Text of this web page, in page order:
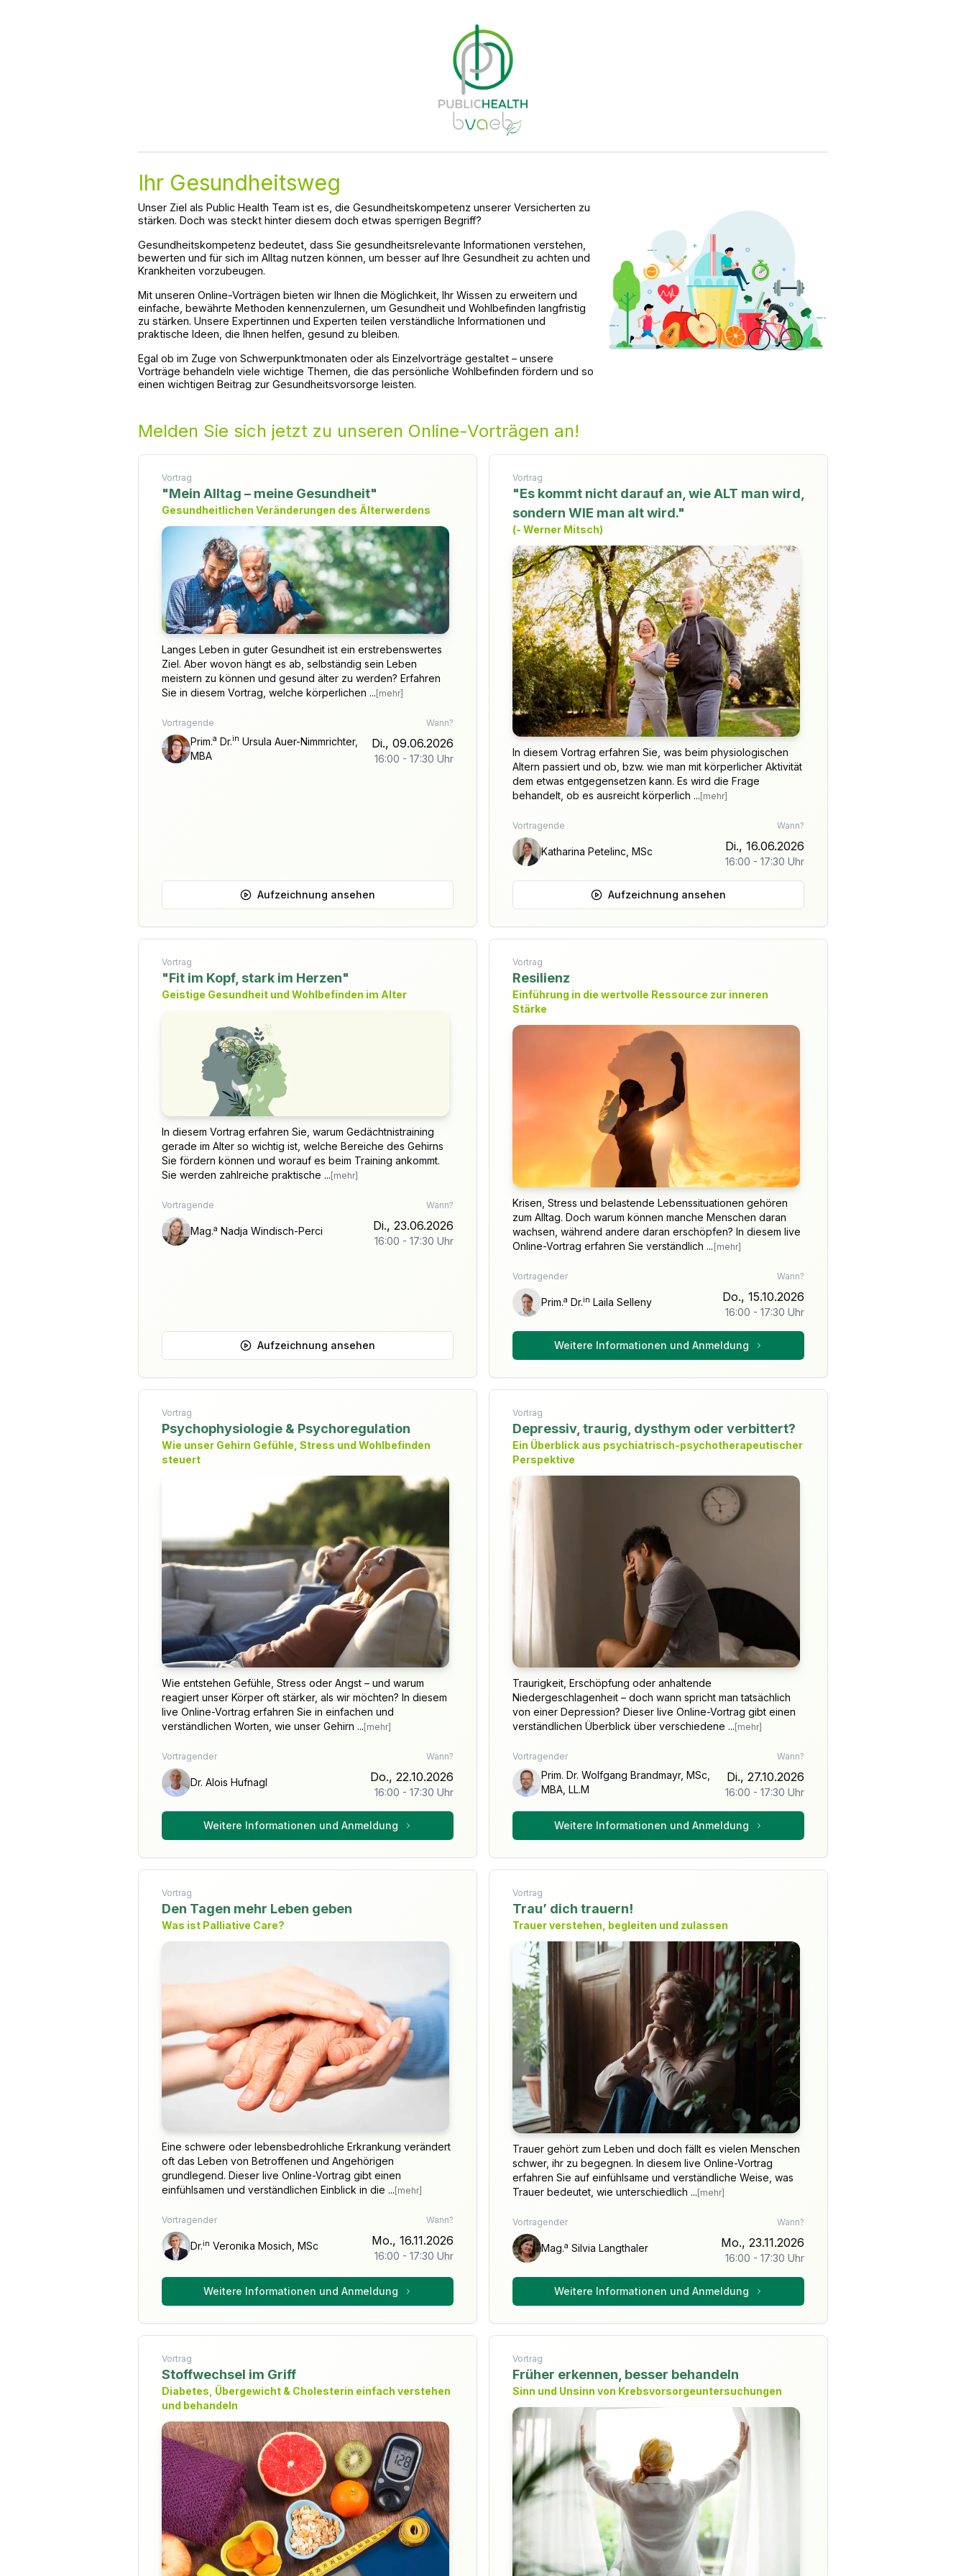
Ihr Gesundheitsweg
Unser Ziel als Public Health Team ist es, die Gesundheitskompetenz unserer Versicherten zu
stärken. Doch was steckt hinter diesem doch etwas sperrigen Begriff?
Gesundheitskompetenz bedeutet, dass Sie gesundheitsrelevante Informationen verstehen,
bewerten und für sich im Alltag nutzen können, um besser auf Ihre Gesundheit zu achten und
Krankheiten vorzubeugen.
Mit unseren Online-Vorträgen bieten wir Ihnen die Möglichkeit, Ihr Wissen zu erweitern und
einfache, bewährte Methoden kennenzulernen, um Gesundheit und Wohlbefinden langfristig
zu stärken. Unsere Expertinnen und Experten teilen verständliche Informationen und
praktische Ideen, die Ihnen helfen, gesund zu bleiben.
Egal ob im Zuge von Schwerpunktmonaten oder als Einzelvorträge gestaltet – unsere
Vorträge behandeln viele wichtige Themen, die das persönliche Wohlbefinden fördern und so
einen wichtigen Beitrag zur Gesundheitsvorsorge leisten.
Melden Sie sich jetzt zu unseren Online-Vorträgen an!
Vortrag
"Mein Alltag – meine Gesundheit"
Gesundheitlichen Veränderungen des Älterwerdens
Langes Leben in guter Gesundheit ist ein erstrebenswertes
Ziel. Aber wovon hängt es ab, selbständig sein Leben
meistern zu können und gesund älter zu werden? Erfahren
Sie in diesem Vortrag, welche körperlichen ...[mehr]
Vortragende
Prim.a Dr.in Ursula Auer-Nimmrichter,
MBA
Wann?
Di., 09.06.2026
16:00 - 17:30 Uhr
Aufzeichnung ansehen
Vortrag
"Es kommt nicht darauf an, wie ALT man wird,
sondern WIE man alt wird."
(- Werner Mitsch)
In diesem Vortrag erfahren Sie, was beim physiologischen
Altern passiert und ob, bzw. wie man mit körperlicher Aktivität
dem etwas entgegensetzen kann. Es wird die Frage
behandelt, ob es ausreicht körperlich ... [mehr]
Vortragende
Katharina Petelinc, MSc
Wann?
Di., 16.06.2026
16:00 - 17:30 Uhr
Aufzeichnung ansehen
Vortrag
"Fit im Kopf, stark im Herzen"
Geistige Gesundheit und Wohlbefinden im Alter
In diesem Vortrag erfahren Sie, warum Gedächtnistraining
gerade im Alter so wichtig ist, welche Bereiche des Gehirns
Sie fördern können und worauf es beim Training ankommt.
Sie werden zahlreiche praktische ... [mehr]
Vortragende
Mag.a Nadja Windisch-Perci
Wann?
Di., 23.06.2026
16:00 - 17:30 Uhr
Aufzeichnung ansehen
Vortrag
Resilienz
Einführung in die wertvolle Ressource zur inneren
Stärke
Krisen, Stress und belastende Lebenssituationen gehören
zum Alltag. Doch warum können manche Menschen daran
wachsen, während andere daran erschöpfen? In diesem live
Online-Vortrag erfahren Sie verständlich ... [mehr]
Vortragender
Prim.a Dr.in Laila Selleny
Wann?
Do., 15.10.2026
16:00 - 17:30 Uhr
Weitere Informationen und Anmeldung
Vortrag
Psychophysiologie & Psychoregulation
Wie unser Gehirn Gefühle, Stress und Wohlbefinden
steuert
Wie entstehen Gefühle, Stress oder Angst – und warum
reagiert unser Körper oft stärker, als wir möchten? In diesem
live Online-Vortrag erfahren Sie in einfachen und
verständlichen Worten, wie unser Gehirn ... [mehr]
Vortragender
Dr. Alois Hufnagl
Wann?
Do., 22.10.2026
16:00 - 17:30 Uhr
Weitere Informationen und Anmeldung
Vortrag
Depressiv, traurig, dysthym oder verbittert?
Ein Überblick aus psychiatrisch-psychotherapeutischer
Perspektive
Traurigkeit, Erschöpfung oder anhaltende
Niedergeschlagenheit – doch wann spricht man tatsächlich
von einer Depression? Dieser live Online-Vortrag gibt einen
verständlichen Überblick über verschiedene ... [mehr]
Vortragender
Prim. Dr. Wolfgang Brandmayr, MSc,
MBA, LL.M
Wann?
Di., 27.10.2026
16:00 - 17:30 Uhr
Weitere Informationen und Anmeldung
Vortrag
Den Tagen mehr Leben geben
Was ist Palliative Care?
Eine schwere oder lebensbedrohliche Erkrankung verändert
oft das Leben von Betroffenen und Angehörigen
grundlegend. Dieser live Online-Vortrag gibt einen
einfühlsamen und verständlichen Einblick in die ... [mehr]
Vortragender
Dr.in Veronika Mosich, MSc
Wann?
Mo., 16.11.2026
16:00 - 17:30 Uhr
Weitere Informationen und Anmeldung
Vortrag
Trau’ dich trauern!
Trauer verstehen, begleiten und zulassen
Trauer gehört zum Leben und doch fällt es vielen Menschen
schwer, ihr zu begegnen. In diesem live Online-Vortrag
erfahren Sie auf einfühlsame und verständliche Weise, was
Trauer bedeutet, wie unterschiedlich ... [mehr]
Vortragender
Mag.a Silvia Langthaler
Wann?
Mo., 23.11.2026
16:00 - 17:30 Uhr
Weitere Informationen und Anmeldung
Vortrag
Stoffwechsel im Griff
Diabetes, Übergewicht & Cholesterin einfach verstehen
und behandeln
Vortrag
Früher erkennen, besser behandeln
Sinn und Unsinn von Krebsvorsorgeuntersuchungen